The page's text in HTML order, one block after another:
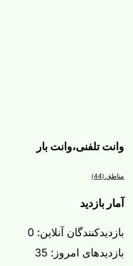
وانت تلفنی،وانت بار
مناطق (44)
آمار بازدید
بازدیدکنندگان آنلاین: 0
بازدیدهای امروز: 35